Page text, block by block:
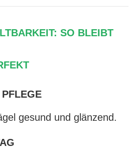
SO BLEIBT
gesund und glänzend.